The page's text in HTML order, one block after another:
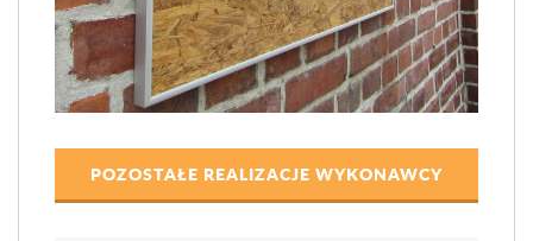
POZOSTAŁE REALIZACJE WYKONAWCY